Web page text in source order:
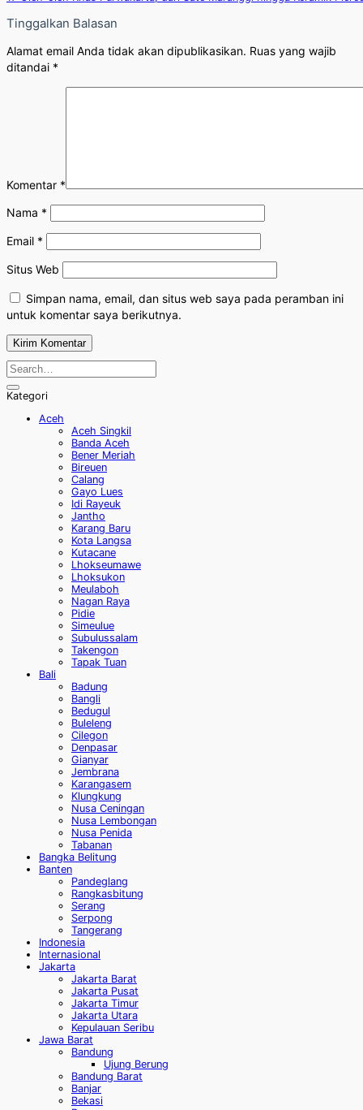
Tinggalkan Balasan
Alamat email Anda tidak akan dipublikasikan. Ruas yang wajib
ditandai *
Komentar *
Nama *
Email *
Situs Web
Simpan nama, email, dan situs web saya pada peramban ini
untuk komentar saya berikutnya.
Kategori
Aceh
Aceh Singkil
Banda Aceh
Bener Meriah
Bireuen
Calang
Gayo Lues
Idi Rayeuk
Jantho
Karang Baru
Kota Langsa
Kutacane
Lhokseumawe
Lhoksukon
Meulaboh
Nagan Raya
Pidie
Simeulue
Subulussalam
Takengon
Tapak Tuan
Bali
Badung
Bangli
Bedugul
Buleleng
Cilegon
Denpasar
Gianyar
Jembrana
Karangasem
Klungkung
Nusa Ceningan
Nusa Lembongan
Nusa Penida
Tabanan
Bangka Belitung
Banten
Pandeglang
Rangkasbitung
Serang
Serpong
Tangerang
Indonesia
Internasional
Jakarta
Jakarta Barat
Jakarta Pusat
Jakarta Timur
Jakarta Utara
Kepulauan Seribu
Jawa Barat
Bandung
Ujung Berung
Bandung Barat
Banjar
Bekasi